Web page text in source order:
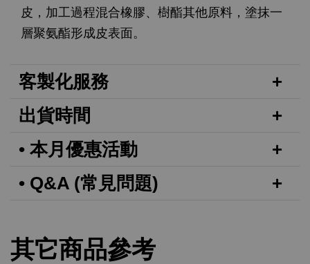
皮，加工過程混合橡膠、樹酯其他原料，塗抹一
層聚氨酯形成皮表面。
客製化服務
出貨時間
• 本月優惠活動
• Q&A (常見問題)
其它商品參考